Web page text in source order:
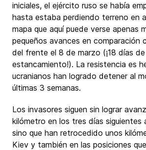
iniciales, el ejército ruso se había
hasta estaba perdiendo terreno en
mapa que aquí puede verse apenas
pequeños avances en comparación
del frente el 8 de marzo (¡18 días de
estancamiento!). La resistencia es
ucranianos han logrado detener al
últimas 3 semanas.
Los invasores siguen sin lograr
kilómetro en los tres días siguientes
sino que han retrocedido unos
Kiev y también en las posiciones